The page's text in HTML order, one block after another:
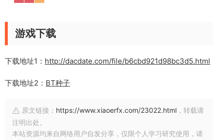
游戏下载
下载地址1： http://dacdate.com/file/b6cbd921d98bc3d5.html
下载地址2： BT种子
原文链接： https://www.xiaoerfx.com/23022.html ，转载请
注明出处。
本站资源均来自网络用户自发分享，仅限个人学习研究使用，请